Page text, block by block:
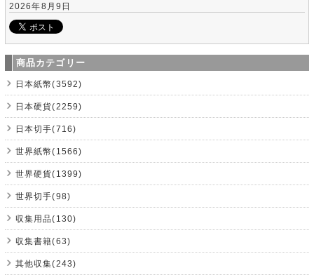
2026年8月9日
商品カテゴリー
日本紙幣(3592)
日本硬貨(2259)
日本切手(716)
世界紙幣(1566)
世界硬貨(1399)
世界切手(98)
収集用品(130)
収集書籍(63)
其他収集(243)